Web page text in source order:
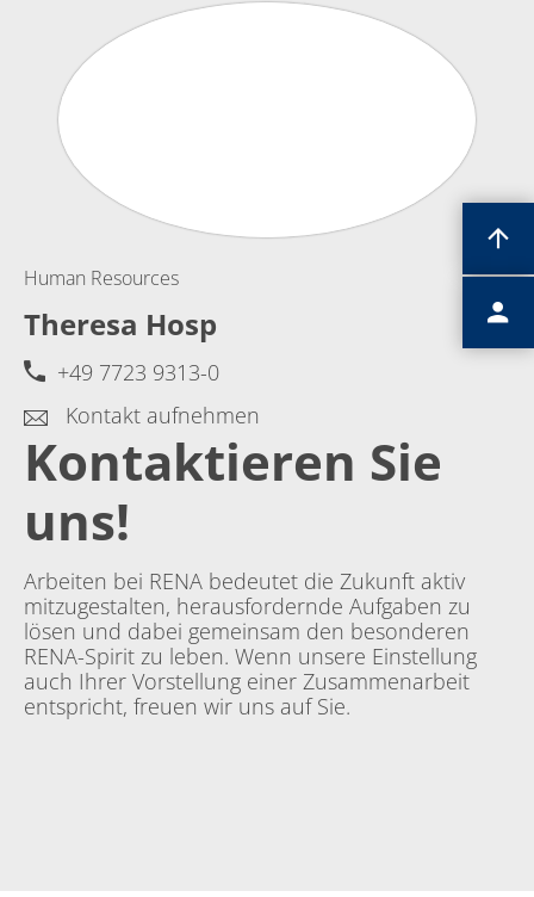
Kontaktformular Lieferant
Kontaktformular
Kontaktformular Service
Internationale Kontakte
Kontakt Customer Service
Expert Blog
Human Resources
Theresa Hosp
+49 7723 9313-0
Kontakt aufnehmen
Kontaktieren Sie
uns!
Arbeiten bei RENA bedeutet die Zukunft aktiv
mitzugestalten, herausfordernde Aufgaben zu
lösen und dabei gemeinsam den besonderen
RENA-Spirit zu leben. Wenn unsere Einstellung
auch Ihrer Vorstellung einer Zusammenarbeit
entspricht, freuen wir uns auf Sie.